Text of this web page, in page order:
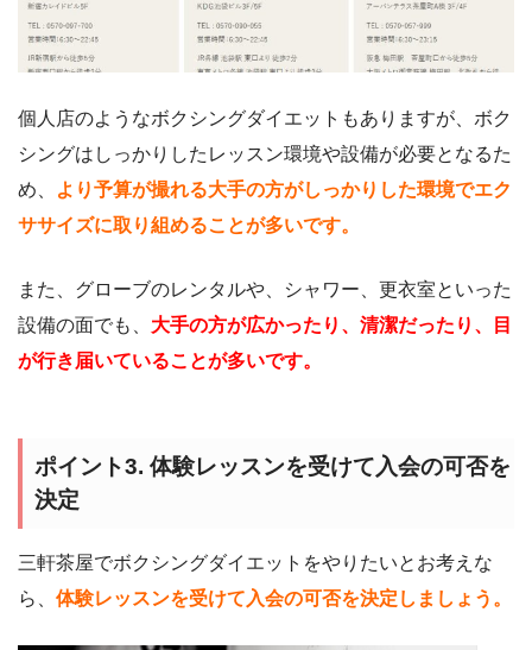
個人店のようなボクシングダイエットもありますが、ボク
シングはしっかりしたレッスン環境や設備が必要となるた
め、
より予算が撮れる大手の方がしっかりした環境でエク
ササイズに取り組めることが多いです。
また、グローブのレンタルや、シャワー、更衣室といった
設備の面でも、 大手の方が広かったり、清潔だったり、目
が行き届いていることが多いです。
ポイント3. 体験レッスンを受けて入会の可否を
決定
三軒茶屋でボクシングダイエットをやりたいとお考えな
ら、 体験レッスンを受けて入会の可否を決定しましょう。